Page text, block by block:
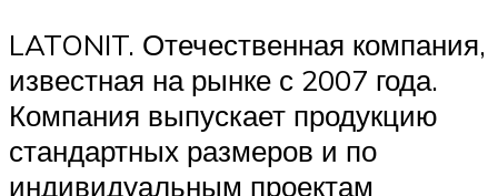
LATONIT. Отечественная компания,
известная на рынке с 2007 года.
Компания выпускает продукцию
стандартных размеров и по
индивидуальным проектам